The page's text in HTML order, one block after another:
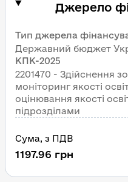
Джерело
Тип джерела
Державний бюджет
КПК-2025
2201470 - Здійснення
моніторинг якості
оцінювання якості
підрозділами
Сума, з ПДВ
1197.96 грн